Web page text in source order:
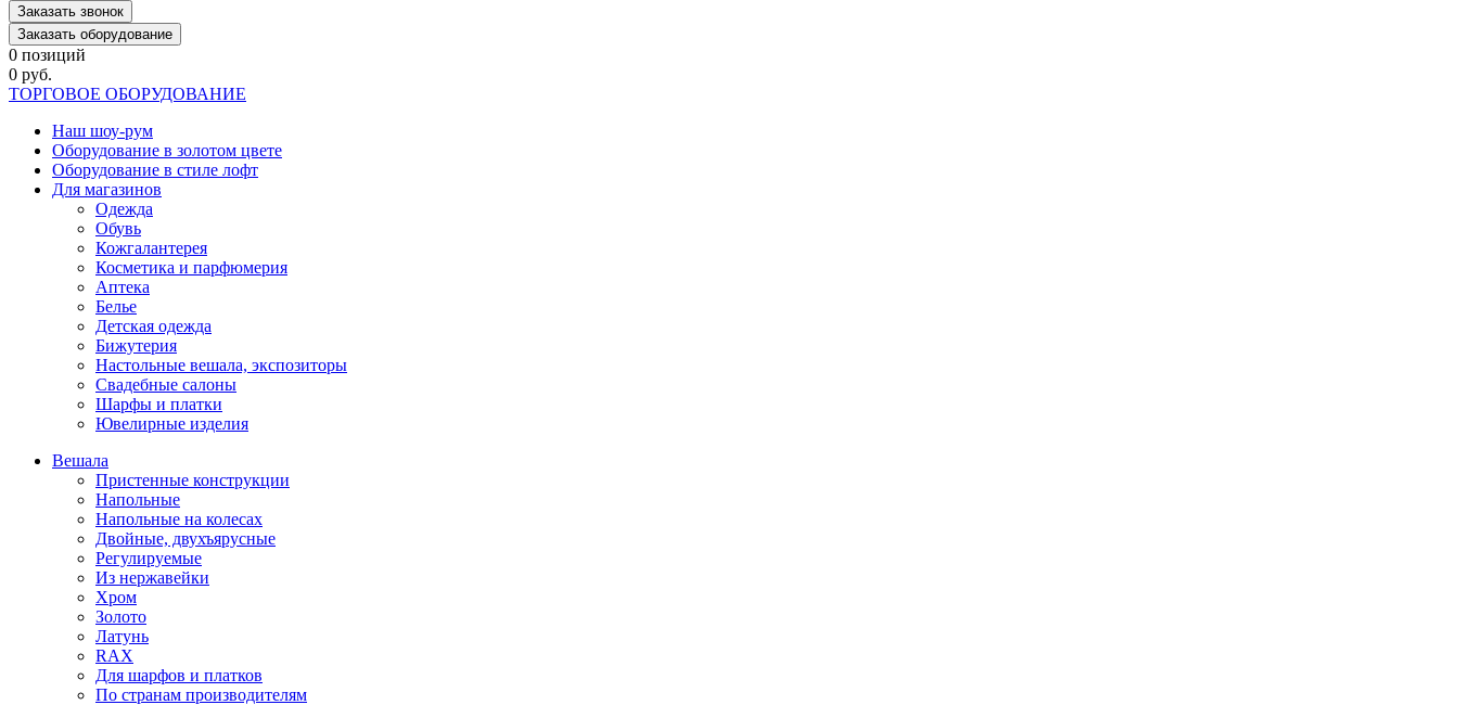
Заказать звонок
Заказать оборудование
0 позиций
0 руб.
ТОРГОВОЕ ОБОРУДОВАНИЕ
Наш шоу-рум
Оборудование в золотом цвете
Оборудование в стиле лофт
Для магазинов
Одежда
Обувь
Кожгалантерея
Косметика и парфюмерия
Аптека
Белье
Детская одежда
Бижутерия
Настольные вешала, экспозиторы
Свадебные салоны
Шарфы и платки
Ювелирные изделия
Вешала
Пристенные конструкции
Напольные
Напольные на колесах
Двойные, двухъярусные
Регулируемые
Из нержавейки
Хром
Золото
Латунь
RAX
Для шарфов и платков
По странам производителям